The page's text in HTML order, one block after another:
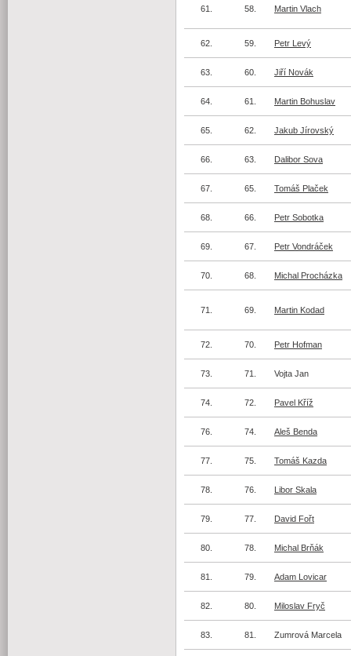
61. 58. Martin Vlach
62. 59. Petr Levý
63. 60. Jiří Novák
64. 61. Martin Bohuslav
65. 62. Jakub Jírovský
66. 63. Dalibor Sova
67. 65. Tomáš Plaček
68. 66. Petr Sobotka
69. 67. Petr Vondráček
70. 68. Michal Procházka
71. 69. Martin Kodad
72. 70. Petr Hofman
73. 71. Vojta Jan
74. 72. Pavel Kříž
76. 74. Aleš Benda
77. 75. Tomáš Kazda
78. 76. Libor Skala
79. 77. David Fořt
80. 78. Michal Brňák
81. 79. Adam Lovicar
82. 80. Miloslav Fryč
83. 81. Zumrová Marcela